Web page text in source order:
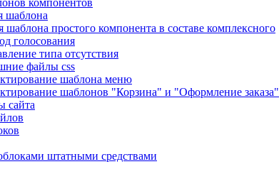
компонентов
шаблона
простого компонента в составе комплексного
голосования
типа отсутствия
файлы css
шаблона меню
шаблонов "Корзина" и "Оформление заказа"
сайта
штатными средствами